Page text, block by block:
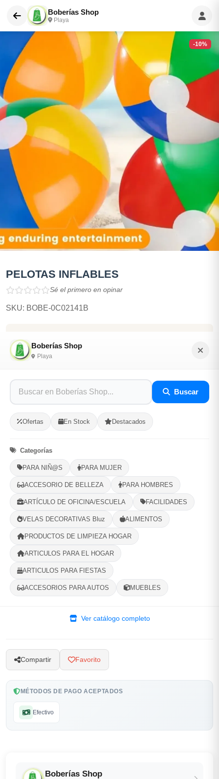
Boberías Shop
Playa
Boberías Shop
Playa
Buscar
Ofertas En Stock Destacados
Categorías
PARA NIÑ@S PARA MUJER
ACCESORIO DE BELLEZA PARA HOMBRES
ARTÍCULO DE OFICINA/ESCUELA FACILIDADES
VELAS DECORATIVAS Bluz ALIMENTOS
PRODUCTOS DE LIMPIEZA HOGAR
ARTICULOS PARA EL HOGAR
ARTICULOS PARA FIESTAS
ACCESORIOS PARA AUTOS MUEBLES
Ver catálogo completo
-10%
PELOTAS INFLABLES
Sé el primero en opinar
SKU: BOBE-0C02141B
$900.00
PELOTAS DE PLAYA INFLABLES
1 Ubicacion 2 Ruta
Selecciona tu ubicacion
- + Comprar!
Exterior y Jardín
Compartir Favorito
MÉTODOS DE PAGO ACEPTADOS
Efectivo
Boberías Shop